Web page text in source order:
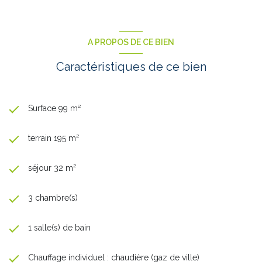
A PROPOS DE CE BIEN
Caractéristiques de ce bien
Surface 99 m²
terrain 195 m²
séjour 32 m²
3 chambre(s)
1 salle(s) de bain
Chauffage individuel : chaudière (gaz de ville)